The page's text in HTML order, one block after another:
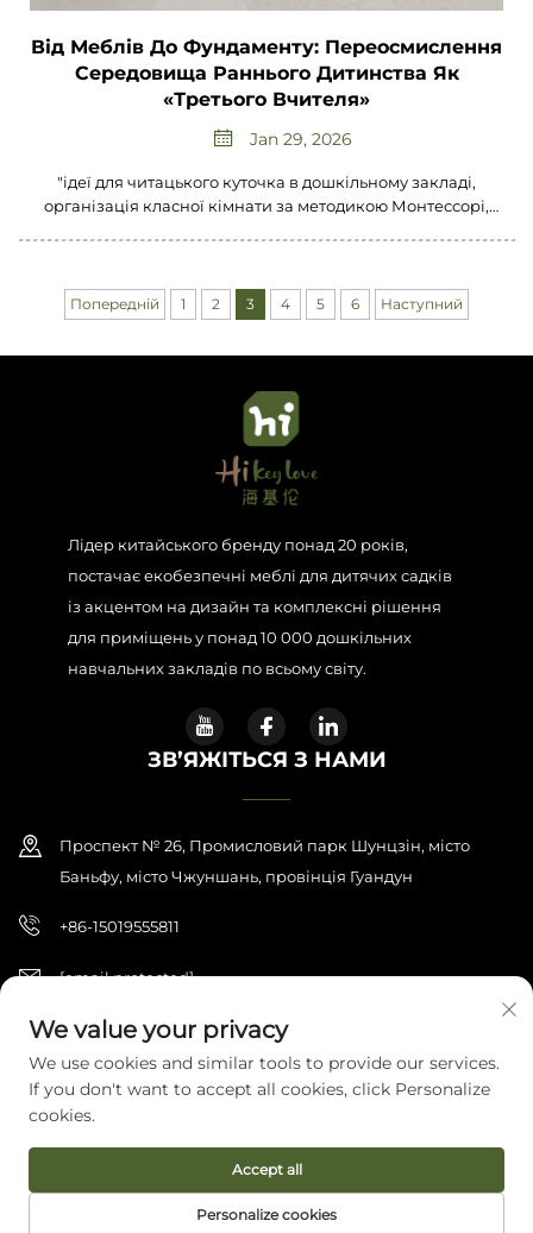
Від Меблів До Фундаменту: Переосмислення
Середовища Раннього Дитинства Як
«третього Вчителя»
Jan 29, 2026
"ідеї для читацького куточка в дошкільному закладі,
організація класної кімнати за методикою Монтессорі,
зберігання в дошкільному закладі, гнучке посадове
обладнання в дитячому садку, проектування вуличної
Попередній 1 2 3 4 5 6 Наступний
Лідер китайського бренду понад 20 років,
постачає екобезпечні меблі для дитячих садків
із акцентом на дизайн та комплексні рішення
для приміщень у понад 10 000 дошкільних
навчальних закладів по всьому світу.
ЗВ’ЯЖІТЬСЯ З НАМИ
Проспект № 26, Промисловий парк Шунцзін, місто
Баньфу, місто Чжуншань, провінція Гуандун
+86-15019555811
[email protected]
© 2026 Zhongshan Haijilun Cultural And Educational Product Co.,
Ltd. Всі права захищені. Політика конфіденційності
We value your privacy
We use cookies and similar tools to provide our services.
If you don't want to accept all cookies, click Personalize
cookies.
Personalize cookies
Accept all